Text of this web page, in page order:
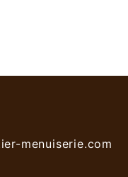
menuiserie.com